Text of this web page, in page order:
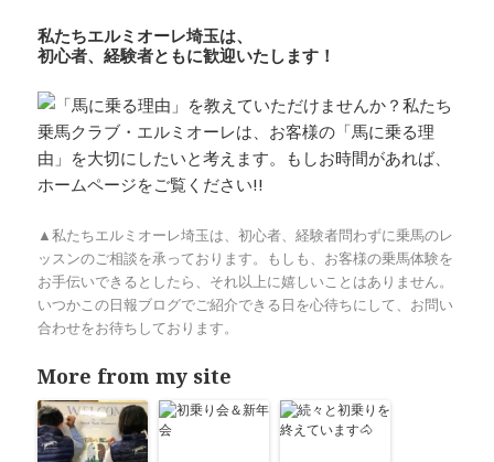
私たちエルミオーレ埼玉は、
初心者、経験者ともに歓迎いたします！
▲私たちエルミオーレ埼玉は、初心者、経験者問わずに乗馬のレ
ッスンのご相談を承っております。もしも、お客様の乗馬体験を
お手伝いできるとしたら、それ以上に嬉しいことはありません。
いつかこの日報ブログでご紹介できる日を心待ちにして、お問い
合わせをお待ちしております。
More from my site